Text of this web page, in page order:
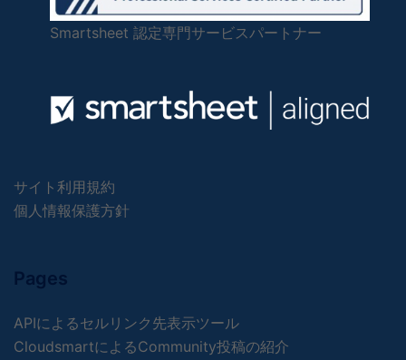
Smartsheet 認定専門サービスパートナー
サイト利用規約
個人情報保護方針
Pages
APIによるセルリンク先表示ツール
CloudsmartによるCommunity投稿の紹介